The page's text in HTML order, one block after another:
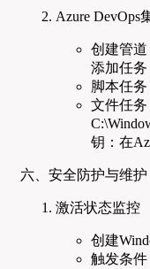
Azure DevOps
创建管
添加任务
脚本任务
文件任
钥：在
六、安全防护与维护
激活状态监控
创建
触发条件